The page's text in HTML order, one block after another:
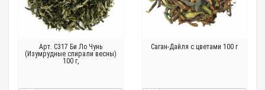
Арт. C317 Би Ло Чунь
(Изумрудные спирали весны)
100 г,
Саган-Дайля с цветами 100 г